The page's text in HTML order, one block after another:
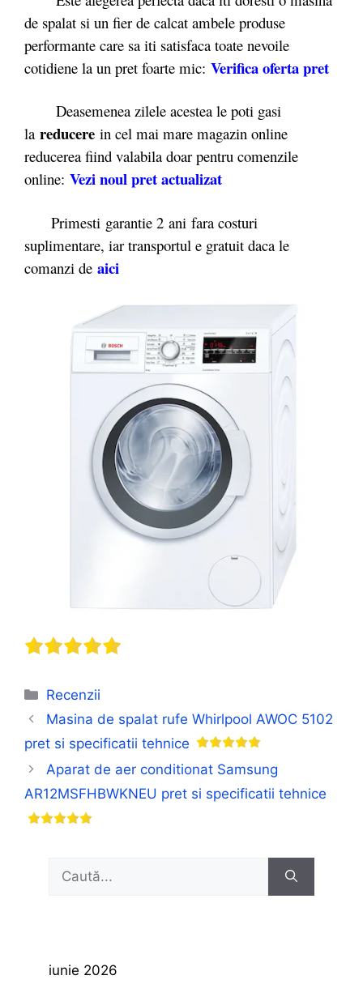
de spalat si un fier de calcat ambele produse
performante care sa iti satisfaca toate nevoile
cotidiene la un pret foarte mic: Verifica oferta pret
Deasemenea zilele acestea le poti gasi
la reducere in cel mai mare magazin online
reducerea fiind valabila doar pentru comenzile
online: Vezi noul pret actualizat
Primesti garantie 2 ani fara costuri
suplimentare, iar transportul e gratuit daca le
comanzi de aici
Categorii
Recenzii
Masina de spalat rufe Whirlpool AWOC 5102
pret si specificatii tehnice
Aparat de aer conditionat Samsung
AR12MSFHBWKNEU pret si specificatii tehnice
după:
iunie 2026